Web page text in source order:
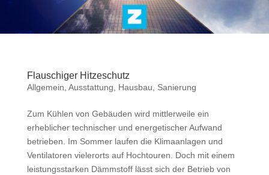
Flauschiger Hitzeschutz
Allgemein, Ausstattung, Hausbau, Sanierung
Zum Kühlen von Gebäuden wird mittlerweile ein
erheblicher technischer und energetischer Aufwand
betrieben. Im Sommer laufen die Klimaanlagen und
Ventilatoren vielerorts auf Hochtouren. Doch mit einem
leistungsstarken Dämmstoff lässt sich der Betrieb von